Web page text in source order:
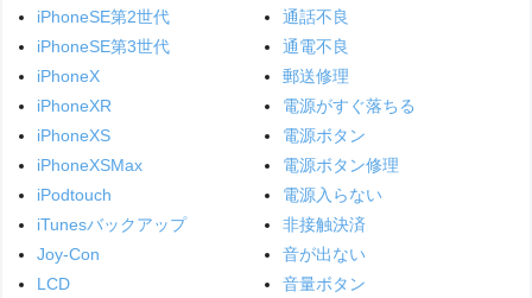
iPhoneSE第2世代
iPhoneSE第3世代
iPhoneX
iPhoneXR
iPhoneXS
iPhoneXSMax
iPodtouch
iTunesバックアップ
Joy-Con
LCD
通話不良
通電不良
郵送修理
電源がすぐ落ちる
電源ボタン
電源ボタン修理
電源入らない
非接触決済
音が出ない
音量ボタン